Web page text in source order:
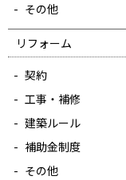
その他
リフォーム
契約
工事・補修
建築ルール
補助金制度
その他